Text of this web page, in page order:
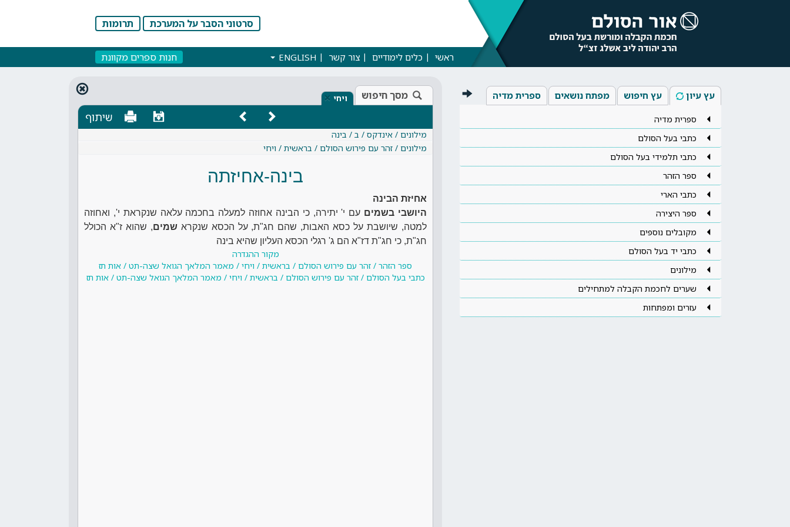
סרטוני הסבר על המערכת תרומות
ראשי כלים לימודיים צור קשר ENGLISH חנות ספרים מקוונת
עץ עיון עץ חיפוש מפתח נושאים ספרית מדיה
ספרית מדיה
כתבי בעל הסולם
כתבי תלמידי בעל הסולם
ספר הזהר
כתבי הארי
ספר היצירה
מקובלים נוספים
כתבי יד בעל הסולם
מילונים
שערים לחכמת הקבלה למתחילים
עזרים ומפתחות
מסך חיפוש ויחי ×
שיתוף
מילונים / אינדקס / ב / בינה
מילונים / זהר עם פירוש הסולם / בראשית / ויחי
בינה-אחיזתה
אחיזת הבינה
היושבי בשמים עם י' יתירה, כי הבינה אחוזה למעלה בחכמה עלאה שנקראת י', ואחוזה
למטה, שיושבת על כסא האבות, שהם חג"ת, על הכסא שנקראשמים, שהוא ז"א הכולל
חג"ת, כי חג"ת דז"א הם ג' רגלי הכסא העליון שהיא בינה
מקור ההגדרה
ספר הזהר / זהר עם פירוש הסולם / בראשית / ויחי / מאמר המלאך הגואל שצה-תט / אות תז
כתבי בעל הסולם / זהר עם פירוש הסולם / בראשית / ויחי / מאמר המלאך הגואל שצה-תט / אות תז